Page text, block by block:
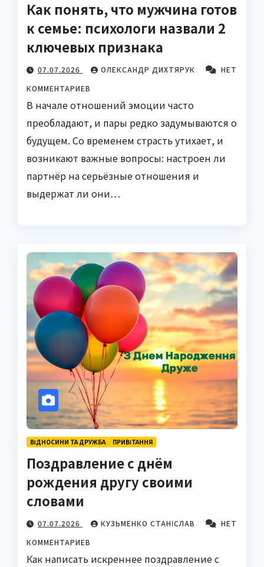
Как понять, что мужчина готов
к семье: психологи назвали 2
ключевых признака
07.07.2026 ОЛЕКСАНДР ДИХТЯРУК
НЕТ
КОММЕНТАРИЕВ
В начале отношений эмоции часто
преобладают, и пары редко задумываются о
будущем. Со временем страсть утихает, и
возникают важные вопросы: настроен ли
партнёр на серьёзные отношения и
выдержат ли они…
ВІДНОСИНИ ТА ДРУЖБА ПРИВІТАННЯ
Поздравление с днём
рождения другу своими
словами
07.07.2026 КУЗЬМЕНКО СТАНІСЛАВ
НЕТ
КОММЕНТАРИЕВ
Как написать искреннее поздравление с